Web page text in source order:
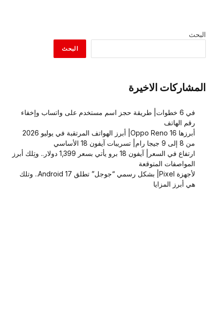
البحث
البحث
المشاركات الاخيرة
في 6 خطوات| طريقة حجز اسم مستخدم على واتساب وإخفاء
رقم الهاتف
أبرزها Oppo Reno 16| أبرز الهواتف المرتقبة في يوليو 2026
من 8 إلى 9 جيجا رام| تسريبات آيفون 18 الأساسي
ارتفاع في السعر| آيفون 18 برو يأتي بسعر 1,399 دولار.. وتِلك أبرز
المواصفات المتوقعة
لأجهزة Pixel| بشكل رسمي “جوجل” تطلق Android 17.. وتلك
هي أبرز المزايا